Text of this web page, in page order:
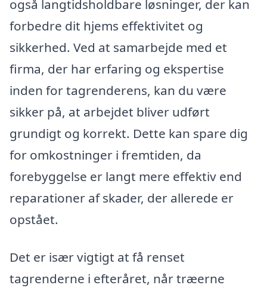
også langtidsholdbare løsninger, der kan
forbedre dit hjems effektivitet og
sikkerhed. Ved at samarbejde med et
firma, der har erfaring og ekspertise
inden for tagrenderens, kan du være
sikker på, at arbejdet bliver udført
grundigt og korrekt. Dette kan spare dig
for omkostninger i fremtiden, da
forebyggelse er langt mere effektiv end
reparationer af skader, der allerede er
opstået.
Det er især vigtigt at få renset
tagrenderne i efteråret, når træerne